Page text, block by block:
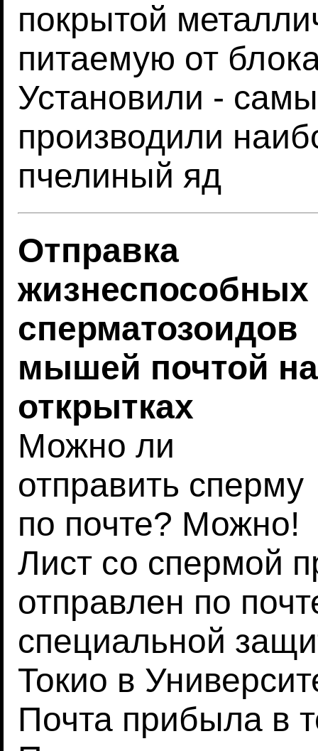
покрытой
питаемую от
Установили -
производили
пчелиный яд
Отправка
жизнеспособных
сперматозоидов
мышей почтой на
открытках
Можно ли
отправить сперму
по почте? Можно!
Лист со спермой
отправлен по
специальной
Токио в
Почта прибыла в